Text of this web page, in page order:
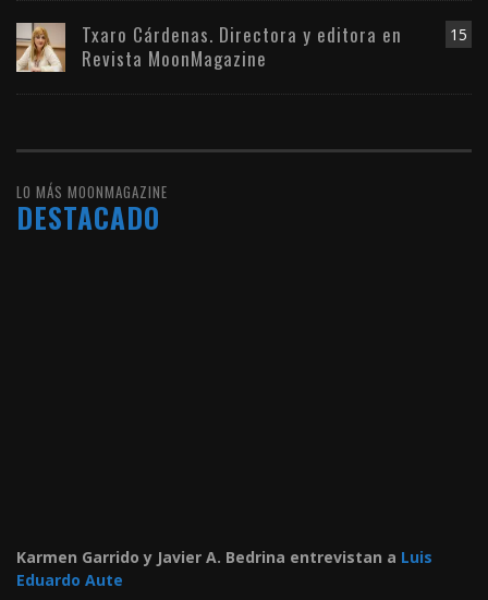
15
Txaro Cárdenas. Directora y editora en
Revista MoonMagazine
LO MÁS MOONMAGAZINE
DESTACADO
Karmen Garrido y Javier A. Bedrina entrevistan a Luis
Eduardo Aute